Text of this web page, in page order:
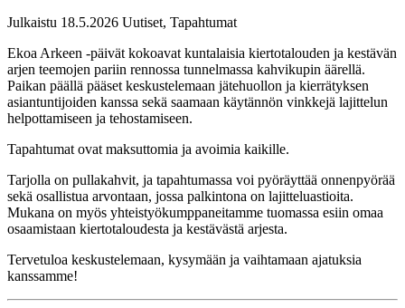
Julkaistu 18.5.2026 Uutiset, Tapahtumat
Ekoa Arkeen -päivät kokoavat kuntalaisia kiertotalouden ja kestävän
arjen teemojen pariin rennossa tunnelmassa kahvikupin äärellä.
Paikan päällä pääset keskustelemaan jätehuollon ja kierrätyksen
asiantuntijoiden kanssa sekä saamaan käytännön vinkkejä lajittelun
helpottamiseen ja tehostamiseen.
Tapahtumat ovat maksuttomia ja avoimia kaikille.
Tarjolla on pullakahvit, ja tapahtumassa voi pyöräyttää onnenpyörää
sekä osallistua arvontaan, jossa palkintona on lajitteluastioita.
Mukana on myös yhteistyökumppaneitamme tuomassa esiin omaa
osaamistaan kiertotaloudesta ja kestävästä arjesta.
Tervetuloa keskustelemaan, kysymään ja vaihtamaan ajatuksia
kanssamme!